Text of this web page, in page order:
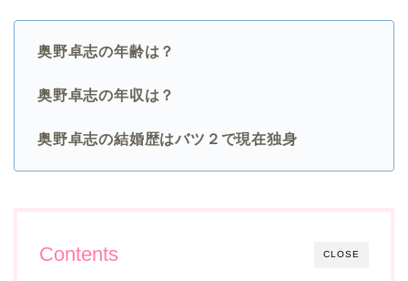
奥野卓志の年齢は？
奥野卓志の年収は？
奥野卓志の結婚歴はバツ２で現在独身
CLOSE
Contents